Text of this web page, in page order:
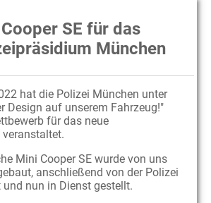
SE für das
München
hat die Polizei München unter
Design auf unserem Fahrzeug!"
für das neue
Mini Cooper SE wurde von uns
anschließend von der Polizei
nun in Dienst gestellt.